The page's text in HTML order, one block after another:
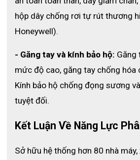
hộp dây chống rơi tự rút thương
Honeywell).
- Găng tay và kính bảo hộ: Găng
mức độ cao, găng tay chống hóa
Kính bảo hộ chống đọng sương
tuyệt đối.
Kết Luận Về Năng Lực
Sở hữu hệ thống hơn 80 nhà